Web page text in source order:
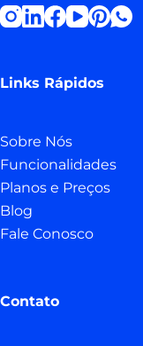
Links Rápidos
Sobre Nós
Funcionalidades
Planos e Preços
Blog
Fale Conosco
Contato